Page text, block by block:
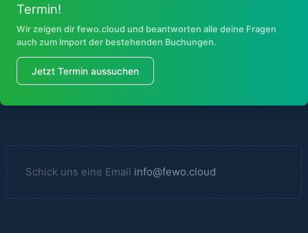
Termin!
Wir zeigen dir fewo.cloud und beantworten alle deine Fragen
auch zum Import der bestehenden Buchungen.
Jetzt Termin aussuchen
Schick uns eine Email info@fewo.cloud